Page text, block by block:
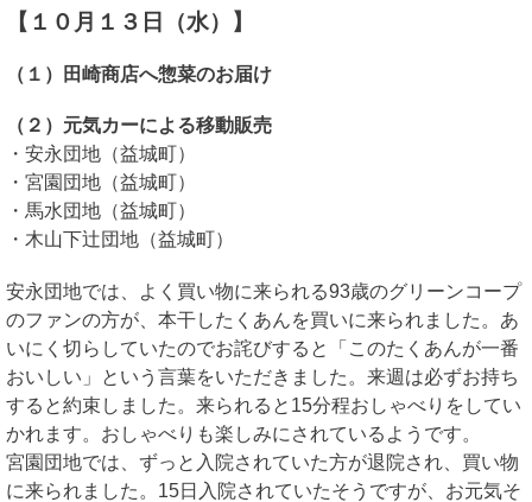
【１０月１３日（水）】
（１）田崎商店へ惣菜のお届け
（２）元気カーによる移動販売
・安永団地（益城町）
・宮園団地（益城町）
・馬水団地（益城町）
・木山下辻団地（益城町）
安永団地では、よく買い物に来られる93歳のグリーンコープ
のファンの方が、本干したくあんを買いに来られました。あ
いにく切らしていたのでお詫びすると「このたくあんが一番
おいしい」という言葉をいただきました。来週は必ずお持ち
すると約束しました。来られると15分程おしゃべりをしてい
かれます。おしゃべりも楽しみにされているようです。
宮園団地では、ずっと入院されていた方が退院され、買い物
に来られました。15日入院されていたそうですが、お元気そ